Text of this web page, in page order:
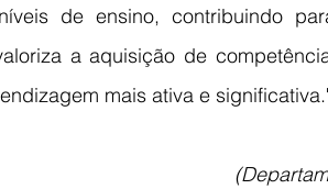
de ensino, contribuindo
a aquisição de
mais ativa e